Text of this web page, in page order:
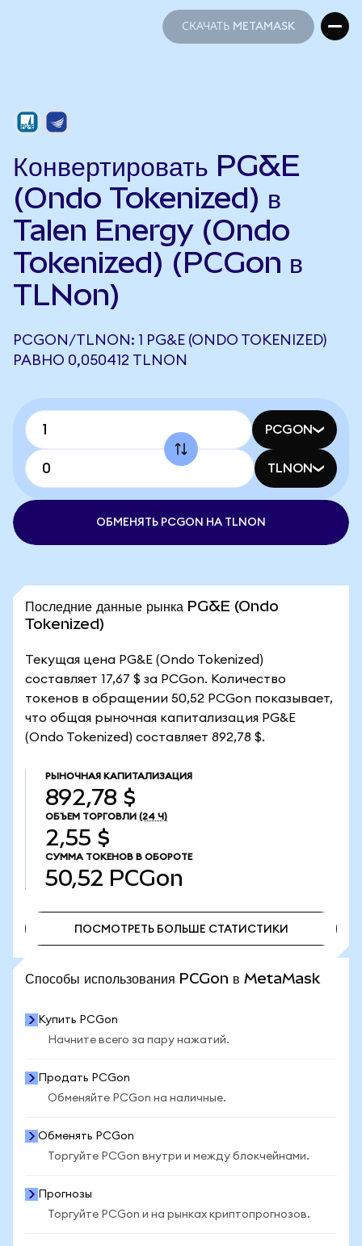
СКАЧАТЬ METAMASK
Конвертировать PG&E
(Ondo Tokenized) в
Talen Energy (Ondo
Tokenized) (PCGon в
TLNon)
PCGON/TLNON: 1 PG&E (ONDO TOKENIZED)
РАВНО 0,050412 TLNON
PCGON
TLNON
ОБМЕНЯТЬ PCGON НА TLNON
Последние данные рынка PG&E (Ondo
Tokenized)
Текущая цена PG&E (Ondo Tokenized)
составляет 17,67 $ за PCGon. Количество
токенов в обращении 50,52 PCGon показывает,
что общая рыночная капитализация PG&E
(Ondo Tokenized) составляет 892,78 $.
РЫНОЧНАЯ КАПИТАЛИЗАЦИЯ
892,78 $
ОБЪЕМ ТОРГОВЛИ (24 Ч)
2,55 $
СУММА ТОКЕНОВ В ОБОРОТЕ
50,52 PCGon
ПОСМОТРЕТЬ БОЛЬШЕ СТАТИСТИКИ
Способы использования PCGon в MetaMask
Купить PCGon
Начните всего за пару нажатий.
Продать PCGon
Обменяйте PCGon на наличные.
Обменять PCGon
Торгуйте PCGon внутри и между блокчейнами.
Прогнозы
Торгуйте PCGon и на рынках криптопрогнозов.